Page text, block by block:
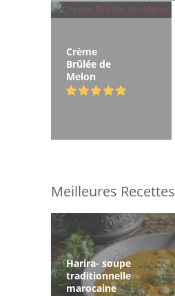
Crème
Brûlée de
Melon
Meilleures Recettes
Harira- soupe
traditionnelle
marocaine